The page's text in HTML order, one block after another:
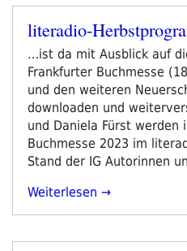
Dabiri
Zum
Österreichischer
Debütpreis
2023“
Veröffentlicht
literadio-
…ist da mit Ausblick auf
Frankfurter Buchmesse
und den weiteren
downloaden und
und Daniela Fürst werden
Buchmesse 2023 im
Stand der IG Autorinnen
„literadio-
Weiterlesen